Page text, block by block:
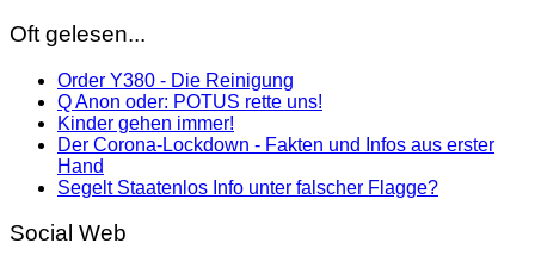
Oft gelesen...
Order Y380 - Die Reinigung
Q Anon oder: POTUS rette uns!
Kinder gehen immer!
Der Corona-Lockdown - Fakten und Infos aus erster
Hand
Segelt Staatenlos Info unter falscher Flagge?
Social Web